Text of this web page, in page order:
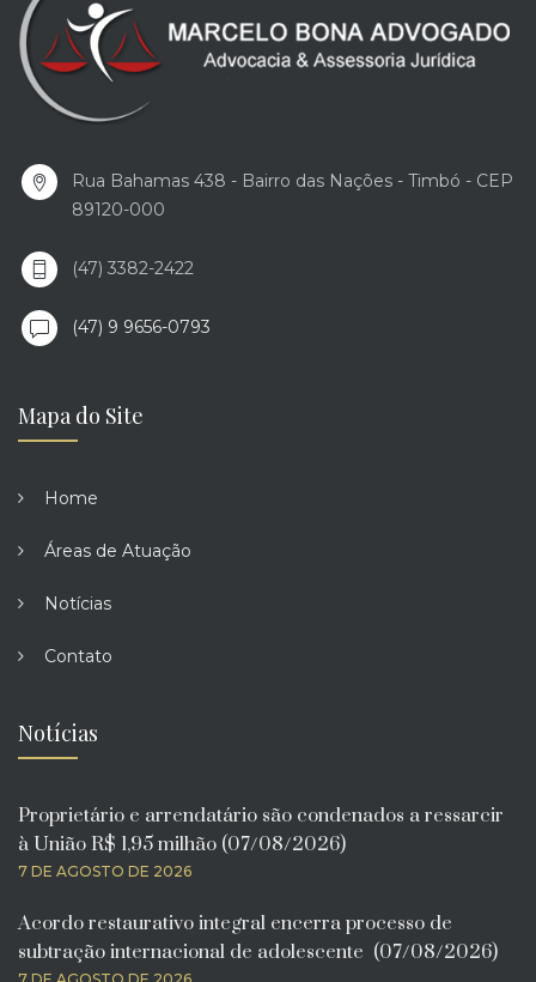
Rua Bahamas 438 - Bairro das Nações - Timbó - CEP
89120-000
(47) 3382-2422
(47) 9 9656-0793
Mapa do Site
Home
Áreas de Atuação
Notícias
Contato
Notícias
Proprietário e arrendatário são condenados a ressarcir
à União R$ 1,95 milhão (07/08/2026)
7 DE AGOSTO DE 2026
Acordo restaurativo integral encerra processo de
subtração internacional de adolescente (07/08/2026)